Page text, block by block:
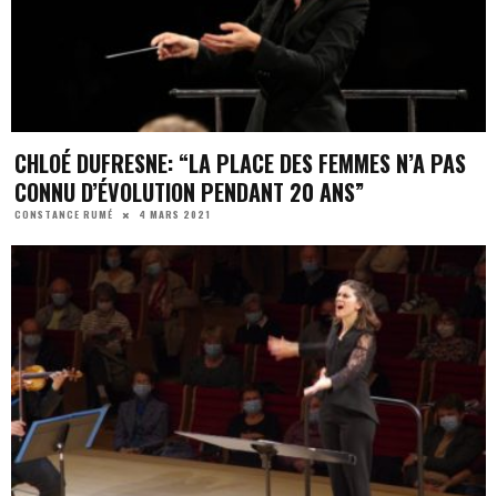
CHLOÉ DUFRESNE: “LA PLACE DES FEMMES N’A PAS
CONNU D’ÉVOLUTION PENDANT 20 ANS”
CONSTANCE RUMÉ 4 MARS 2021